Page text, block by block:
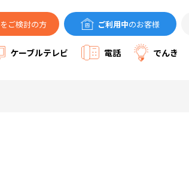
をご検討の方 ご利用中のお客様
ケーブルテレビ 電話 でんき